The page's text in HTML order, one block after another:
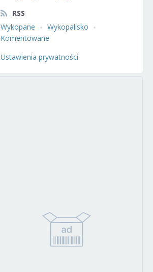
RSS
Wykopane
Wykopalisko
Komentowane
Ustawienia prywatności